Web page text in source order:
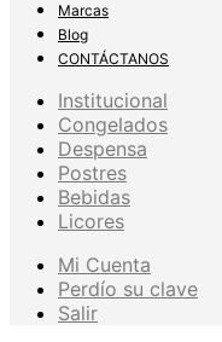
Marcas
Blog
CONTÁCTANOS
Institucional
Congelados
Despensa
Postres
Bebidas
Licores
Mi Cuenta
Perdío su clave
Salir